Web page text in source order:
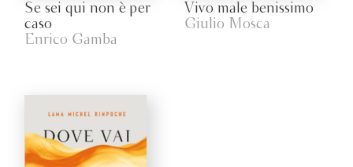
Se sei qui non è per
caso
Enrico Gamba
Vivo male benissimo
Giulio Mosca